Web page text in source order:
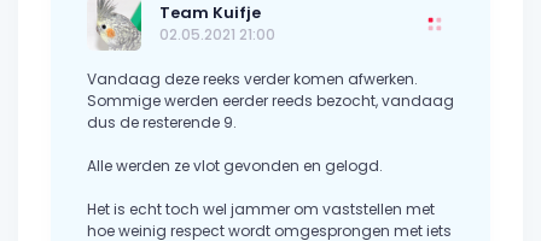
Team Kuifje
02.05.2021 21:00
Vandaag deze reeks verder komen afwerken.
Sommige werden eerder reeds bezocht, vandaag
dus de resterende 9.
Alle werden ze vlot gevonden en gelogd.
Het is echt toch wel jammer om vaststellen met
hoe weinig respect wordt omgesprongen met iets